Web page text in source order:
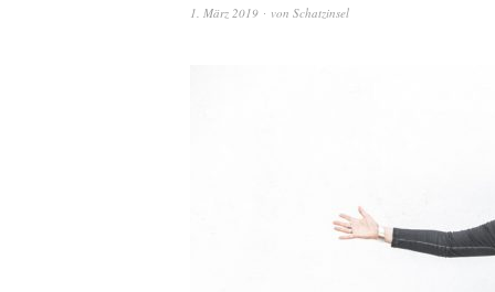
1. März 2019 von Schatzinsel